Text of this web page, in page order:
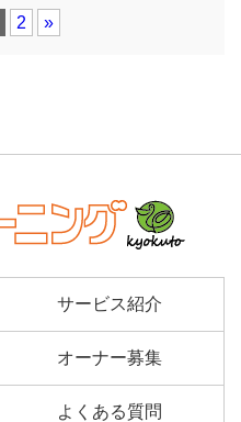
2 »
サービス紹介
オーナー募集
よくある質問